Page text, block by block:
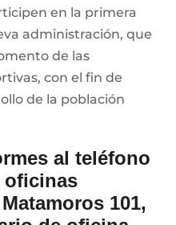
en la primera
administración, que
de las
con el fin de
de la población
al teléfono
oficinas
101,